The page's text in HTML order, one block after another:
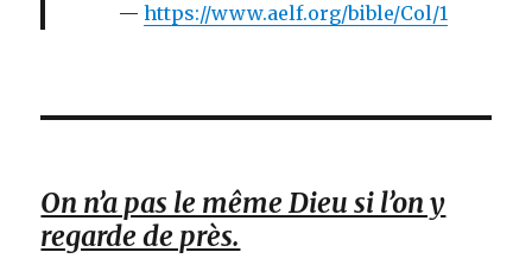
https://www.aelf.org/bible/Col/1
On n’a pas le même Dieu si l’on y
regarde de près.